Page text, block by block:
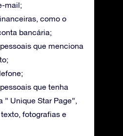
mail;
como o
bancária;
que menciona
que tenha
” Unique Star Page”,
fotografias e